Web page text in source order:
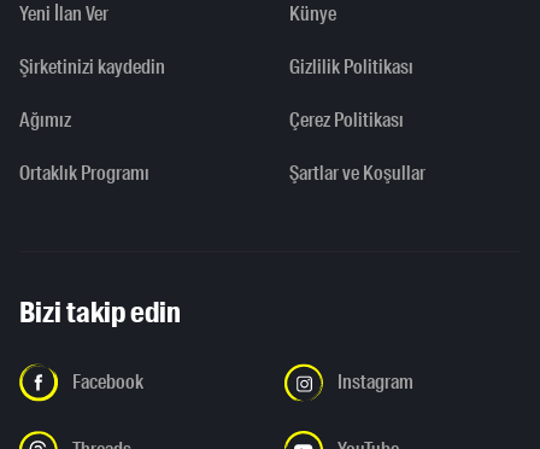
Yeni İlan Ver
Şirketinizi kaydedin
Ağımız
Ortaklık Programı
Künye
Gizlilik Politikası
Çerez Politikası
Şartlar ve Koşullar
Bizi takip edin
Facebook Instagram